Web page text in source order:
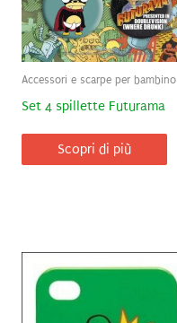
Accessori e scarpe per bambino
Set 4 spillette Futurama
Scopri di più